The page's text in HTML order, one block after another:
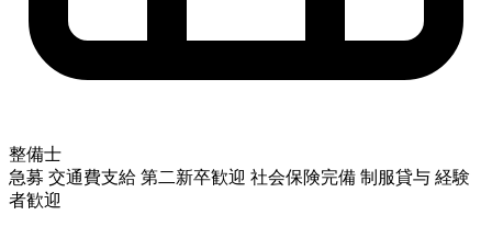
整備士
急募 交通費支給 第二新卒歓迎 社会保険完備 制服貸与 経験
者歓迎